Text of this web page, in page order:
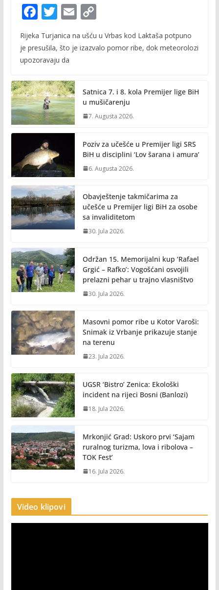
F
e
b
o
k
T
itt
er
E
ai
C
p
n
k
Rijeka Turjanica na ušću u Vrbas kod Laktaša potpuno
je presušila, što je izazvalo pomor ribe, dok meteorolozi
upozoravaju da
Satnica 7. i 8. kola Premijer lige BiH
u mušičarenju
7. Augusta 2026.
Poziv za učešće u Premijer ligi SRS
BiH u disciplini ‘Lov šarana i amura’
6. Augusta 2026.
Obavještenje takmičarima za
učešće u Premijer ligi BiH za osobe
sa invaliditetom
30. Jula 2026.
Održan 15. Memorijalni kup ‘Rafael
Grgić – Rafko’: Vogošćani osvojili
prelazni pehar u trajno vlasništvo
30. Jula 2026.
Masovni pomor ribe u Kotor Varoši:
Snimak iz Vrbanje prikazuje stanje
na terenu
23. Jula 2026.
UGSR ‘Bistro’ Zenica: Ekološki
incident na rijeci Bosni (Banlozi)
18. Jula 2026.
Mrkonjić Grad: Uskoro prvi ‘Sajam
ruralnog turizma, lova i ribolova –
TOK Fest’
16. Jula 2026.
Video klipovi